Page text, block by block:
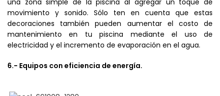
movimiento y sonido. Sólo ten en cuenta que estas
decoraciones también pueden aumentar el costo de
mantenimiento en tu piscina mediante el uso de
electricidad y el incremento de evaporación en el agua.
6.- Equipos con eficiencia de energía.